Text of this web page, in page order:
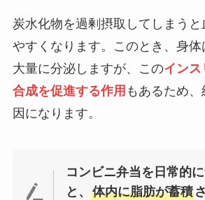
炭水化物を過剰摂取してしまうと
やすくなります。このとき、身体
大量に分泌しますが、このインス
合成を促進する作用 もあるため
因になります。
コンビニ弁当を日常的
と、体内に脂肪が蓄積